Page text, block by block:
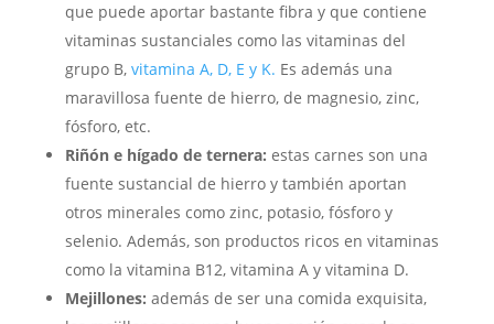
que puede aportar bastante fibra y que contiene
vitaminas sustanciales como las vitaminas del
grupo B, vitamina A, D, E y K. Es además una
maravillosa fuente de hierro, de magnesio, zinc,
fósforo, etc.
Riñón e hígado de ternera: estas carnes son una
fuente sustancial de hierro y también aportan
otros minerales como zinc, potasio, fósforo y
selenio. Además, son productos ricos en vitaminas
como la vitamina B12, vitamina A y vitamina D.
Mejillones: además de ser una comida exquisita,